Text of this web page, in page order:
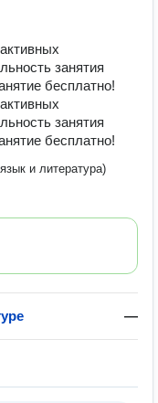
занятия
бесплатно!
занятия
бесплатно!
и литература)
—